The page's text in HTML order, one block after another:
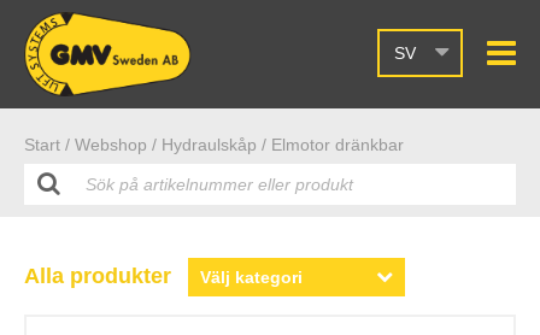
SV
Start / Webshop / Hydraulskåp / Elmotor dränkbar
Alla produkter